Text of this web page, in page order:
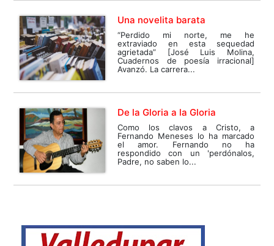
Una novelita barata
“Perdido mi norte, me he
extraviado en esta sequedad
agrietada” [José Luis Molina,
Cuadernos de poesía irracional]
Avanzó. La carrera...
De la Gloria a la Gloria
Como los clavos a Cristo, a
Fernando Meneses lo ha marcado
el amor. Fernando no ha
respondido con un 'perdónalos,
Padre, no saben lo...